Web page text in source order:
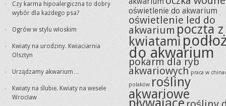
Czy karma hipoalergiczna to dobry
wybór dla każdego psa?
Ogrów w stylu włoskim
Kwiaty na urodziny. Kwiaciarnia
Olsztyn
Urządzamy akwarium…
Kwiaty na ślubie. Kwiaty na wesele
Wrocław
oświetlenie do akwarium
oświetlenie led do
akwarium poczta z
kwiatami
do akwarium
pokarm dla ryb
akwariowych praca w
polaków rośliny
akwariowe
pływające